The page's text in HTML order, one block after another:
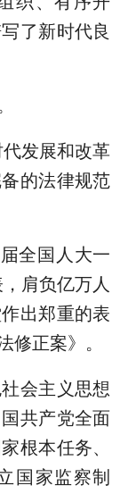
了新时代良
发展和改革
的法律规范
全国人大一
肩负亿万人
出郑重的表
正案》。
会主义思想
共产党全面
根本任务、
国家监察制